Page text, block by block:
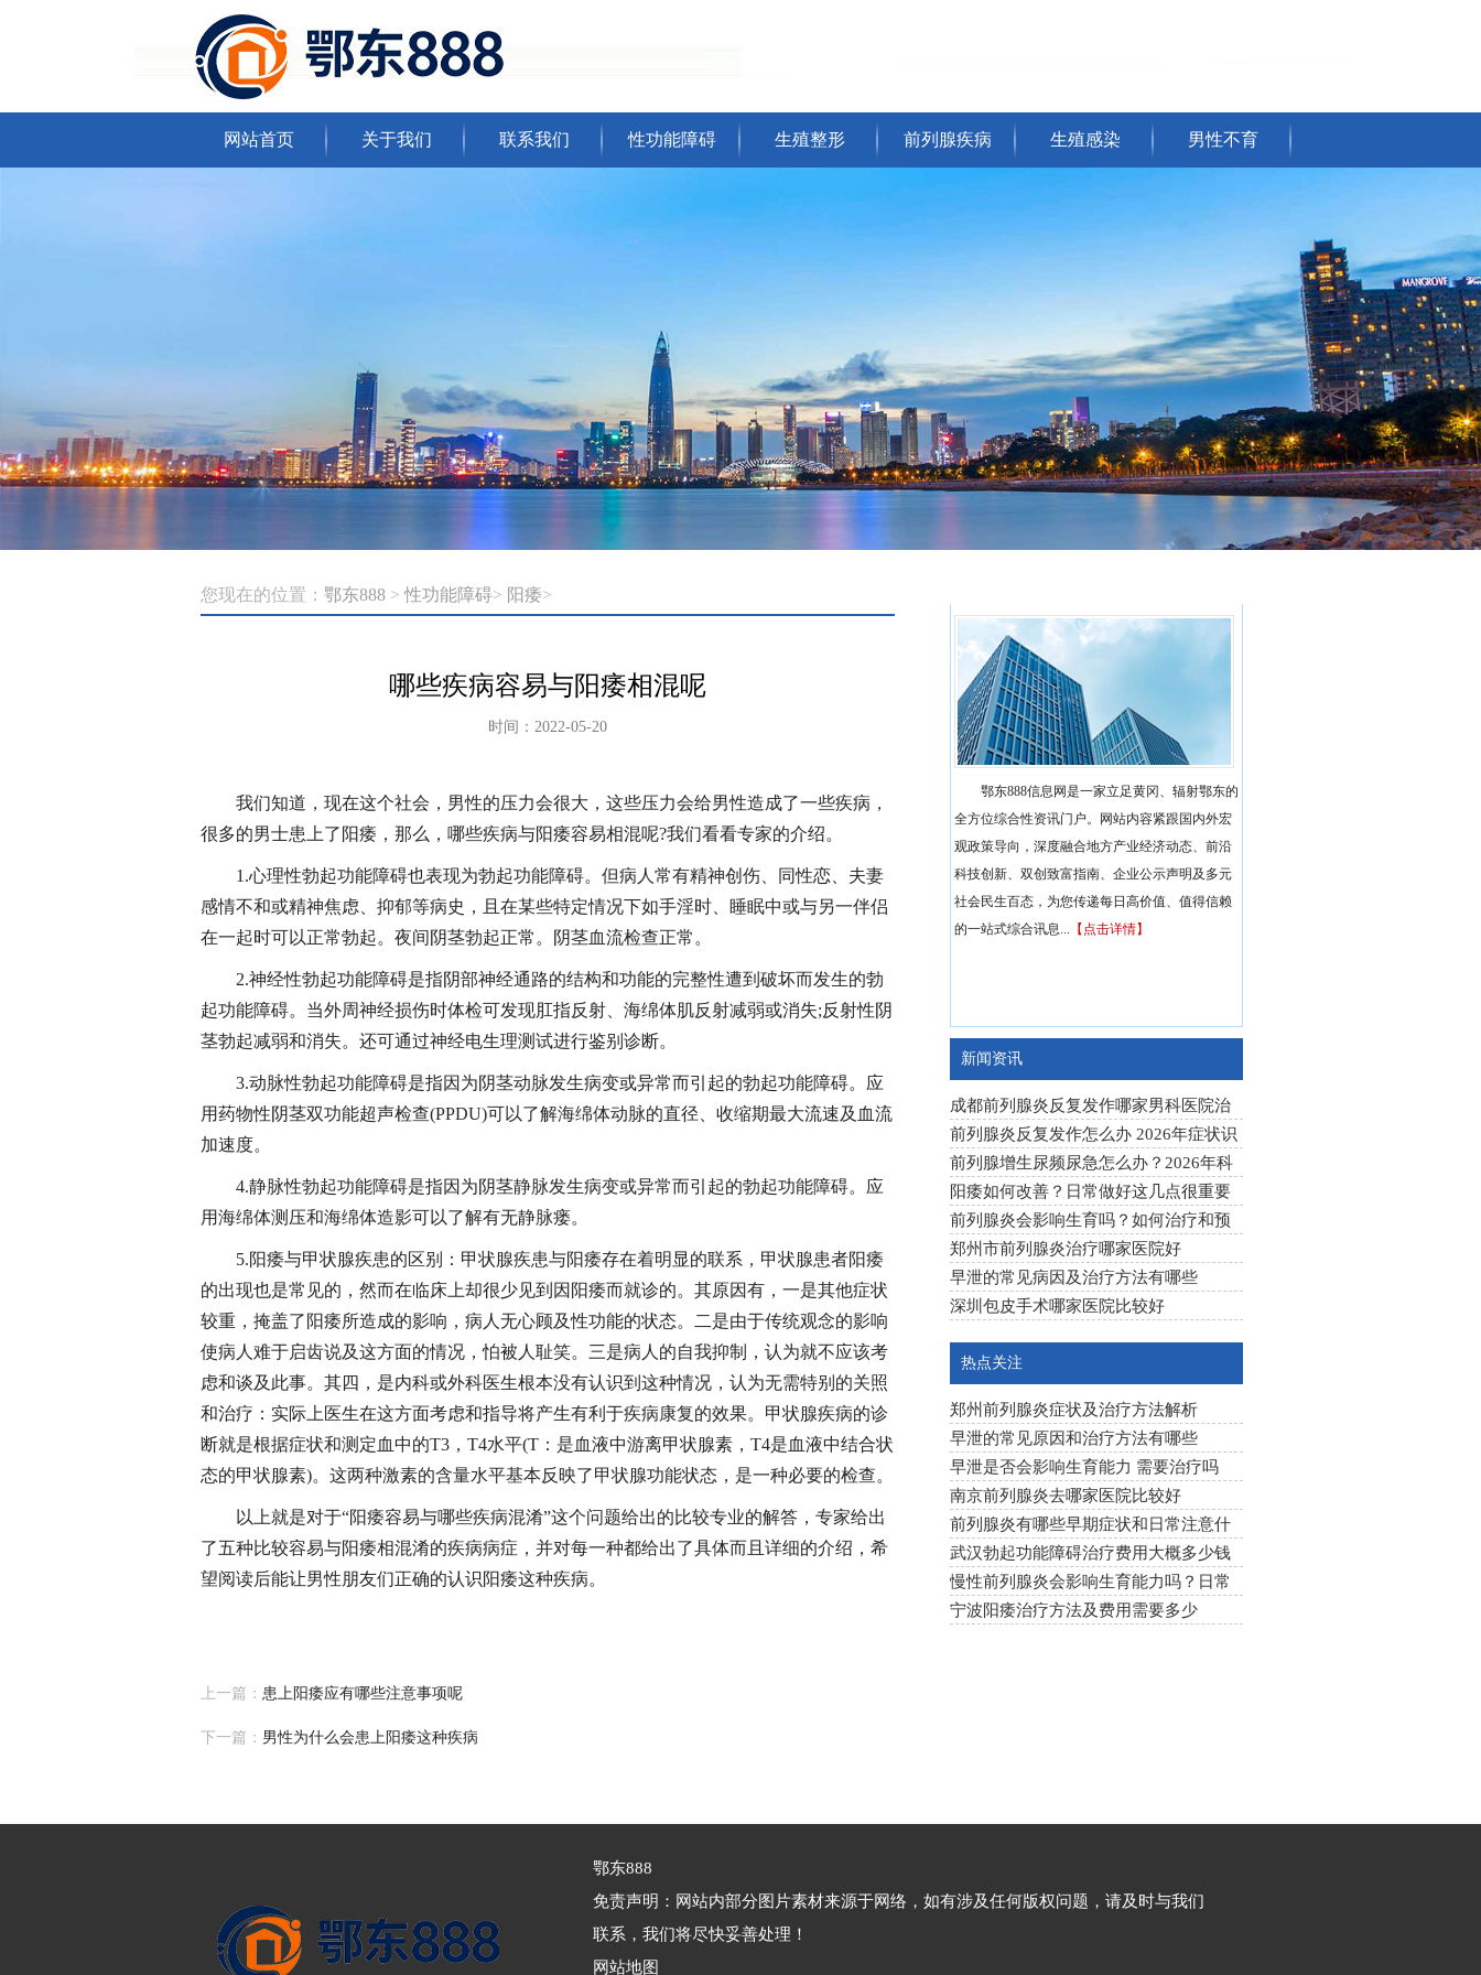
网站首页 关于我们 联系我们 性功能障碍 生殖整形 前列腺疾病 生殖感染 男性不育
您现在的位置： 鄂东888 >性功能障碍> 阳痿>
哪些疾病容易与阳痿相混呢
时间：2022-05-20
我们知道，现在这个社会，男性的压力会很大，这些压力会给男性造成了一些疾病，
很多的男士患上了阳痿，那么，哪些疾病与阳痿容易相混呢?我们看看专家的介绍。
1.心理性勃起功能障碍也表现为勃起功能障碍。但病人常有精神创伤、同性恋、夫妻
感情不和或精神焦虑、抑郁等病史，且在某些特定情况下如手淫时、睡眠中或与另一伴侣
在一起时可以正常勃起。夜间阴茎勃起正常。阴茎血流检查正常。
2.神经性勃起功能障碍是指阴部神经通路的结构和功能的完整性遭到破坏而发生的勃
起功能障碍。当外周神经损伤时体检可发现肛指反射、海绵体肌反射减弱或消失;反射性阴
茎勃起减弱和消失。还可通过神经电生理测试进行鉴别诊断。
3.动脉性勃起功能障碍是指因为阴茎动脉发生病变或异常而引起的勃起功能障碍。应
用药物性阴茎双功能超声检查(PPDU)可以了解海绵体动脉的直径、收缩期最大流速及血流
加速度。
4.静脉性勃起功能障碍是指因为阴茎静脉发生病变或异常而引起的勃起功能障碍。应
用海绵体测压和海绵体造影可以了解有无静脉瘘。
5.阳痿与甲状腺疾患的区别：甲状腺疾患与阳痿存在着明显的联系，甲状腺患者阳痿
的出现也是常见的，然而在临床上却很少见到因阳痿而就诊的。其原因有，一是其他症状
较重，掩盖了阳痿所造成的影响，病人无心顾及性功能的状态。二是由于传统观念的影响
使病人难于启齿说及这方面的情况，怕被人耻笑。三是病人的自我抑制，认为就不应该考
虑和谈及此事。其四，是内科或外科医生根本没有认识到这种情况，认为无需特别的关照
和治疗：实际上医生在这方面考虑和指导将产生有利于疾病康复的效果。甲状腺疾病的诊
断就是根据症状和测定血中的T3，T4水平(T：是血液中游离甲状腺素，T4是血液中结合状
态的甲状腺素)。这两种激素的含量水平基本反映了甲状腺功能状态，是一种必要的检查。
以上就是对于“阳痿容易与哪些疾病混淆”这个问题给出的比较专业的解答，专家给出
了五种比较容易与阳痿相混淆的疾病病症，并对每一种都给出了具体而且详细的介绍，希
望阅读后能让男性朋友们正确的认识阳痿这种疾病。
上一篇： 患上阳痿应有哪些注意事项呢
下一篇： 男性为什么会患上阳痿这种疾病
鄂东888信息网是一家立足黄冈、辐射鄂东的
全方位综合性资讯门户。网站内容紧跟国内外宏
观政策导向，深度融合地方产业经济动态、前沿
科技创新、双创致富指南、企业公示声明及多元
社会民生百态，为您传递每日高价值、值得信赖
的一站式综合讯息...
【点击详情】
新闻资讯
成都前列腺炎反复发作哪家男科医院治
疗效果好
前列腺炎反复发作怎么办 2026年症状识
别与科学治疗方法
前列腺增生尿频尿急怎么办？2026年科
学治疗与日常护理指南
阳痿如何改善？日常做好这几点很重要
前列腺炎会影响生育吗？如何治疗和预
防
郑州市前列腺炎治疗哪家医院好
早泄的常见病因及治疗方法有哪些
深圳包皮手术哪家医院比较好
热点关注
郑州前列腺炎症状及治疗方法解析
早泄的常见原因和治疗方法有哪些
早泄是否会影响生育能力 需要治疗吗
南京前列腺炎去哪家医院比较好
前列腺炎有哪些早期症状和日常注意什
么
武汉勃起功能障碍治疗费用大概多少钱
慢性前列腺炎会影响生育能力吗？日常
注意什么
宁波阳痿治疗方法及费用需要多少
鄂东888
免责声明：网站内部分图片素材来源于网络，如有涉及任何版权问题，请及时与我们
联系，我们将尽快妥善处理！
网站地图